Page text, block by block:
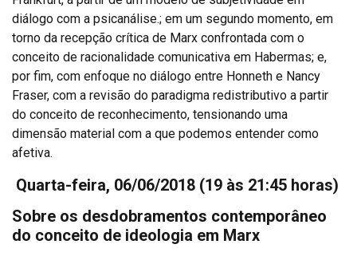
diálogo com a psicanálise.; em um segundo momento, em
torno da recepção crítica de Marx confrontada com o
conceito de racionalidade comunicativa em Habermas; e,
por fim, com enfoque no diálogo entre Honneth e Nancy
Fraser, com a revisão do paradigma redistributivo a partir
do conceito de reconhecimento, tensionando uma
dimensão material com a que podemos entender como
afetiva.
Quarta-feira, 06/06/2018 (19 às 21:45 horas)
Sobre os desdobramentos contemporâneo
do conceito de ideologia em Marx